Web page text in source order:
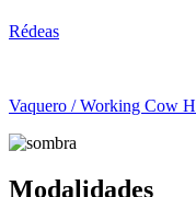
Rédeas
Vaquero / Working Cow
Modalidades